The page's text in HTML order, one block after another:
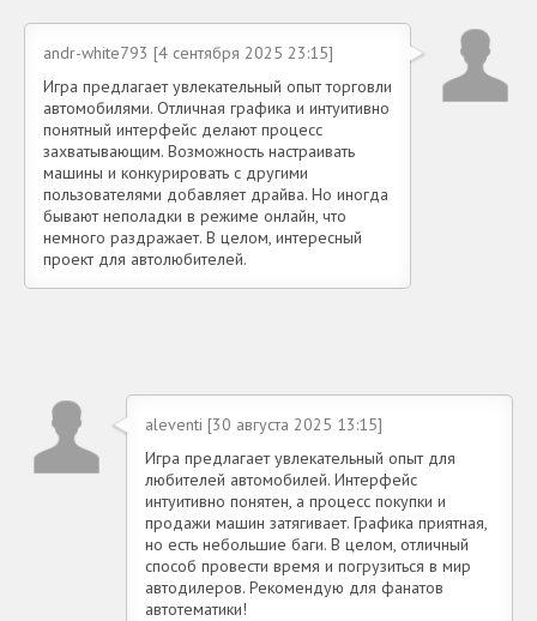
andr-white793 [4 сентября 2025 23:15]
Игра предлагает увлекательный опыт торговли
автомобилями. Отличная графика и интуитивно
понятный интерфейс делают процесс
захватывающим. Возможность настраивать
машины и конкурировать с другими
пользователями добавляет драйва. Но иногда
бывают неполадки в режиме онлайн, что
немного раздражает. В целом, интересный
проект для автолюбителей.
aleventi [30 августа 2025 13:15]
Игра предлагает увлекательный опыт для
любителей автомобилей. Интерфейс
интуитивно понятен, а процесс покупки и
продажи машин затягивает. Графика приятная,
но есть небольшие баги. В целом, отличный
способ провести время и погрузиться в мир
автодилеров. Рекомендую для фанатов
автотематики!